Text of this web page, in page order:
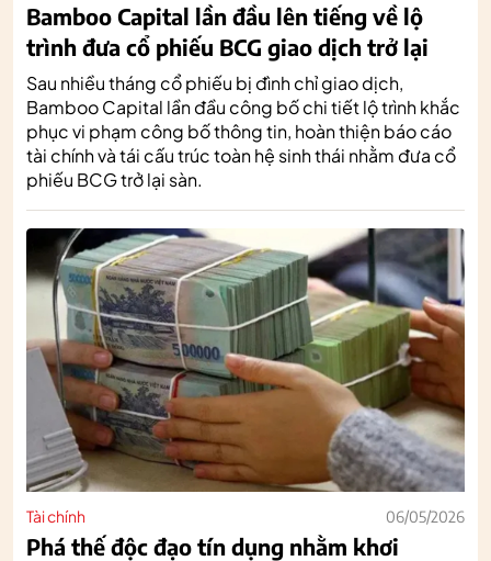
Bamboo Capital lần đầu lên tiếng về lộ
trình đưa cổ phiếu BCG giao dịch trở lại
Sau nhiều tháng cổ phiếu bị đình chỉ giao dịch,
Bamboo Capital lần đầu công bố chi tiết lộ trình khắc
phục vi phạm công bố thông tin, hoàn thiện báo cáo
tài chính và tái cấu trúc toàn hệ sinh thái nhằm đưa cổ
phiếu BCG trở lại sàn.
Tài chính 06/05/2026
Phá thế độc đạo tín dụng nhằm khơi